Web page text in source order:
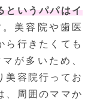
というパパはイ
。美容院や歯医
ら行きたくても
が多いため、
美容院行ってお
、周囲のママか